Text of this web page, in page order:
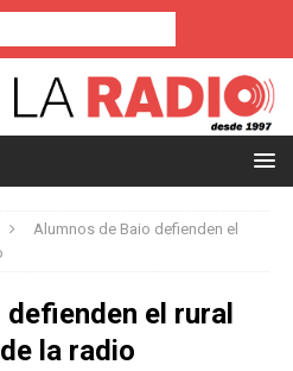
Alumnos de Baio defienden el
el rural
la radio